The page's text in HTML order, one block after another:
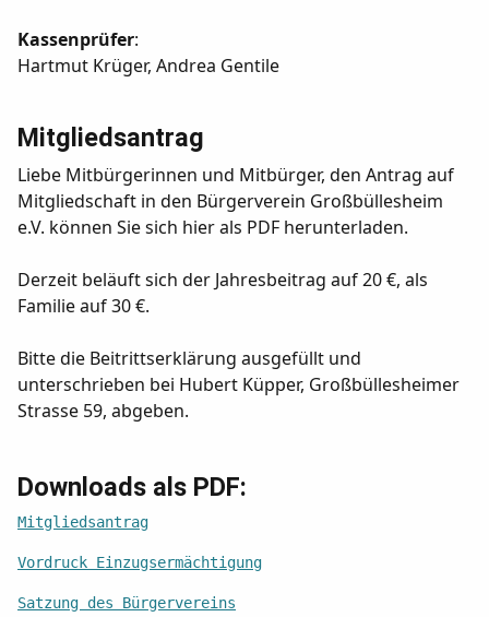
Kassenprüfer:
Hartmut Krüger, Andrea Gentile
Mitgliedsantrag
Liebe Mitbürgerinnen und Mitbürger, den Antrag auf
Mitgliedschaft in den Bürgerverein Großbüllesheim
e.V. können Sie sich hier als PDF herunterladen.
Derzeit beläuft sich der Jahresbeitrag auf 20 €, als
Familie auf 30 €.
Bitte die Beitrittserklärung ausgefüllt und
unterschrieben bei Hubert Küpper, Großbüllesheimer
Strasse 59, abgeben.
Downloads als PDF:
Mitgliedsantrag
Vordruck Einzugsermächtigung
Satzung des Bürgervereins